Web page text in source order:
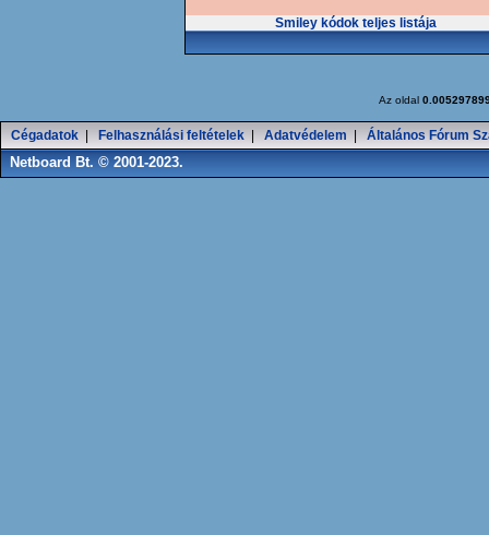
Smiley kódok teljes listája
Az oldal
Cégadatok Felhasználási feltételek Adatvédelem Általános Fórum
Netboard Bt. © 2001-2023.